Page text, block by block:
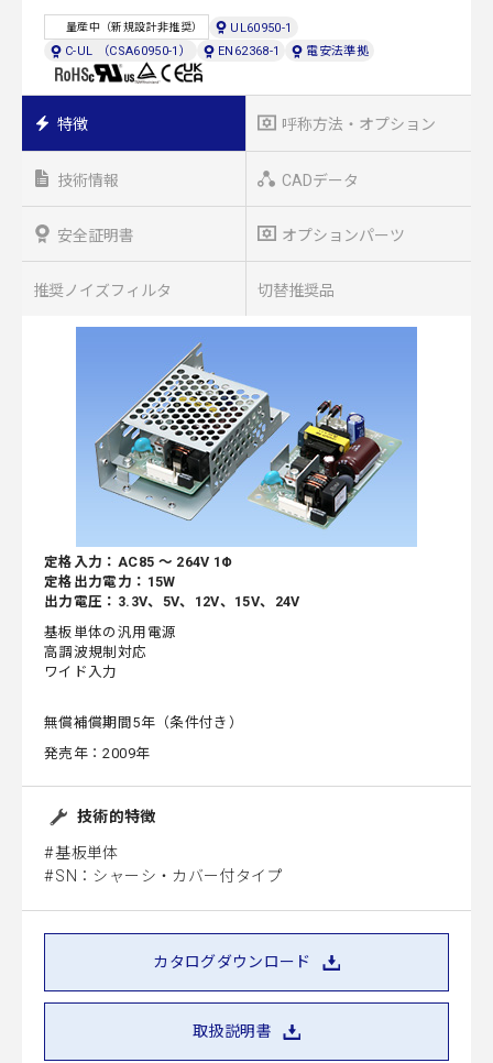
量産中（新規設計非推奨）
UL60950-1
C-UL （CSA60950-1）
EN62368-1 電安法準拠
特徴 呼称方法・オプション
技術情報 CADデータ
安全証明書 オプションパーツ
推奨ノイズフィルタ 切替推奨品
定格入力：AC85 ～ 264V 1Φ
定格出力電力：15W
出力電圧：3.3V、5V、12V、15V、24V
基板単体の汎用電源
高調波規制対応
ワイド入力
無償補償期間5年（条件付き）
発売年：2009年
技術的特徴
基板単体
SN：シャーシ・カバー付タイプ
カタログダウンロード
取扱説明書